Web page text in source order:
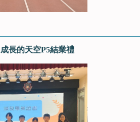
成長的天空P5結業禮